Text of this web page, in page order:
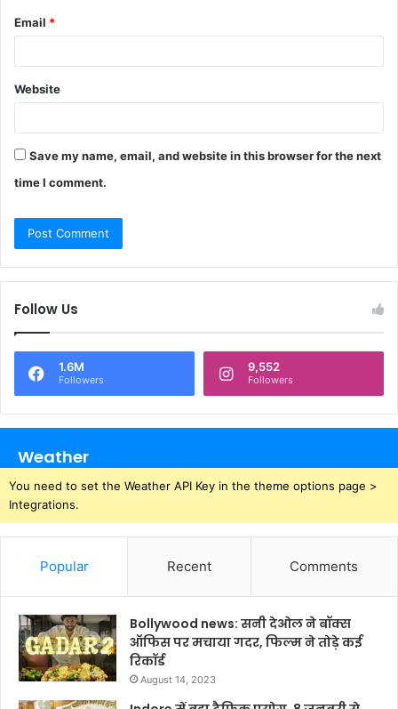
Email *
Website
Save my name, email, and website in this browser for the next
time I comment.
Follow Us
1.6M
Followers
9,552
Followers
Weather
You need to set the Weather API Key in the theme options page >
Integrations.
Popular Recent Comments
Bollywood news: सनी देओल ने बॉक्स
ऑफिस पर मचाया गदर, फिल्म ने तोड़े कई
रिकॉर्ड
August 14, 2023